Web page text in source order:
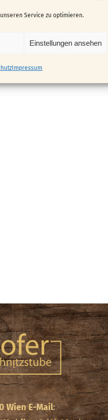
Service zu optimieren.
Einstellungen ansehen
Impressum
Wien E-Mail: